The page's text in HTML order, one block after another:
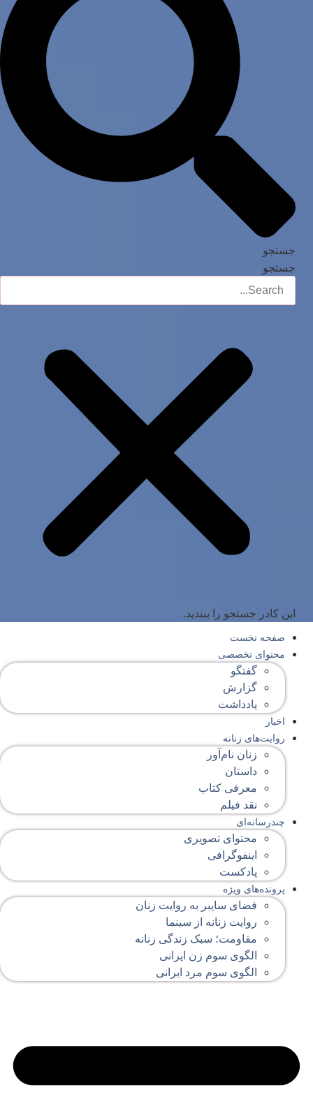
جستجو
جستجو
این کادر جستجو را ببندید.
صفحه‌ نخست
محتوای‌ تخصصی
گفتگو
گزارش
یادداشت
اخبار
روایت‌های زنانه
زنان نام‌آور
داستان
معرفی کتاب
نقد فیلم
چندرسانه‌ای
محتوای تصویری
اینفوگرافی
پادکست
پرونده‌های ویژه
فضای سایبر به روایت زنان
روایت زنانه از سینما
مقاومت؛ سبک زندگی زنانه
الگوی سوم زن ایرانی
الگوی سوم مرد ایرانی